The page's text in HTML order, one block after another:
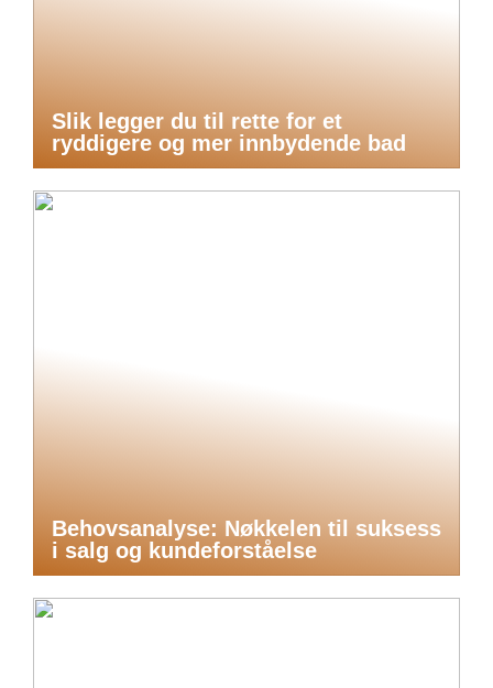
Slik legger du til rette for et
ryddigere og mer innbydende bad
Behovsanalyse: Nøkkelen til suksess
i salg og kundeforståelse